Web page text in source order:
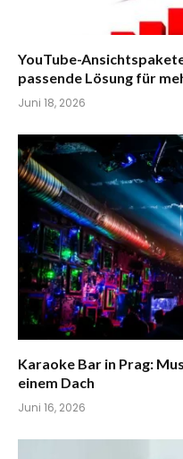
YouTube-
passende Lösung für
Juni 18, 2026
Karaoke Bar in Prag:
einem Dach
Juni 16, 2026